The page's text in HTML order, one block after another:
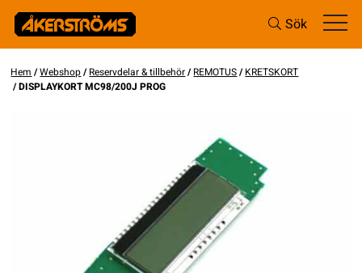
Sök
Hem /Webshop/Reservdelar & tillbehör/REMOTUS/KRETSKORT
/ DISPLAYKORT MC98/200J PROG